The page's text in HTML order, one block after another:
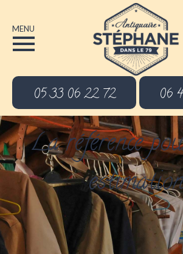
MENU
05 33 06 22 72 06
La référence